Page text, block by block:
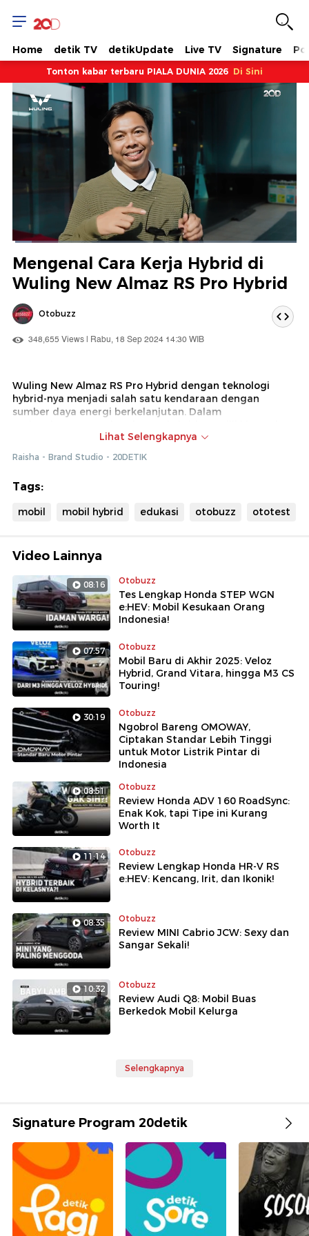
Home detik TV detikUpdate Live TV Signature
Tonton kabar terbaru PIALA DUNIA 2026 Di Sini
Berhenti
Suara
Hidup
Saat
Dimuat:
Mengenal Cara Kerja Hybrid di
Wuling New Almaz RS Pro Hybrid
Otobuzz
348,655 Views | Rabu, 18 Sep 2024 14:30 WIB
Wuling New Almaz RS Pro Hybrid dengan teknologi
hybrid-nya menjadi salah satu kendaraan dengan
sumber daya energi berkelanjutan. Dalam
keuntungan, bukan hanya bagi pengguna, namun juga
untuk lingkungan. Simak video Otobos berikut untuk
penjelasan lengkapnya Bersama Product Planner Wuling
Lihat Selengkapnya
Raisha - Brand Studio - 20DETIK
Tags:
mobil mobil hybrid edukasi otobuzz ototest
Video Lainnya
08:16 Otobuzz
Tes Lengkap Honda STEP WGN
e:HEV: Mobil Kesukaan Orang
Indonesia!
07:57 Otobuzz
Mobil Baru di Akhir 2025: Veloz
Hybrid, Grand Vitara, hingga M3 CS
Touring!
30:19 Otobuzz
Ngobrol Bareng OMOWAY,
Ciptakan Standar Lebih Tinggi
untuk Motor Listrik Pintar di
Indonesia
08:51 Otobuzz
Review Honda ADV 160 RoadSync:
Enak Kok, tapi Tipe ini Kurang
Worth It
11:14 Otobuzz
Review Lengkap Honda HR-V RS
e:HEV: Kencang, Irit, dan Ikonik!
08:35 Otobuzz
Review MINI Cabrio JCW: Sexy dan
Sangar Sekali!
10:32 Otobuzz
Review Audi Q8: Mobil Buas
Berkedok Mobil Kelurga
Selengkapnya
Signature Program 20detik